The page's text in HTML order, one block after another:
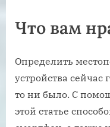
Что вам
Определить
устройства сейчас
то ни было. С
этой статье